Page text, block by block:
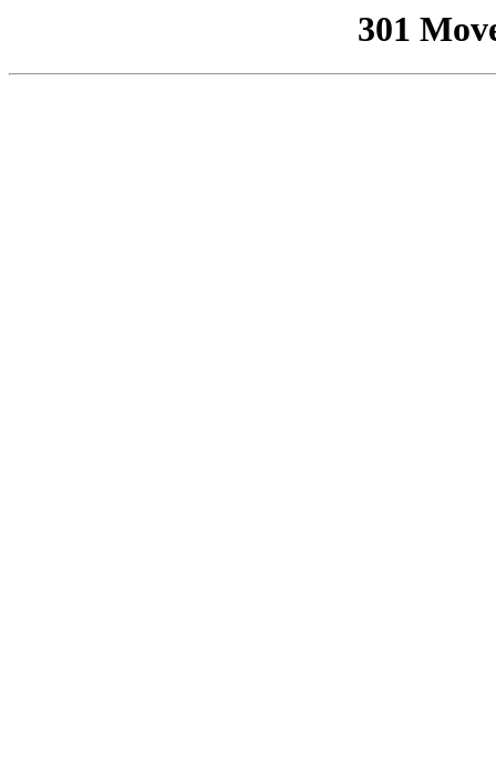
301